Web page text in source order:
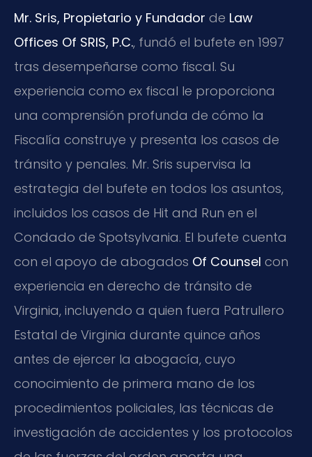
Mr. Sris, Propietario y Fundador de Law
Offices Of SRIS, P.C., fundó el bufete en 1997
tras desempeñarse como fiscal. Su
experiencia como ex fiscal le proporciona
una comprensión profunda de cómo la
Fiscalía construye y presenta los casos de
tránsito y penales. Mr. Sris supervisa la
estrategia del bufete en todos los asuntos,
incluidos los casos de Hit and Run en el
Condado de Spotsylvania. El bufete cuenta
con el apoyo de abogados Of Counsel con
experiencia en derecho de tránsito de
Virginia, incluyendo a quien fuera Patrullero
Estatal de Virginia durante quince años
antes de ejercer la abogacía, cuyo
conocimiento de primera mano de los
procedimientos policiales, las técnicas de
investigación de accidentes y los protocolos